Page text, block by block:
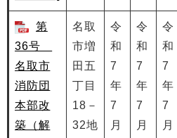
第
36号
名取市
消防団
本部改
築（解
名取
市増
田五
丁目
18－
32地
令
和
7
年
7
月
令
和
7
年
7
月
令
和
7
年
7
月